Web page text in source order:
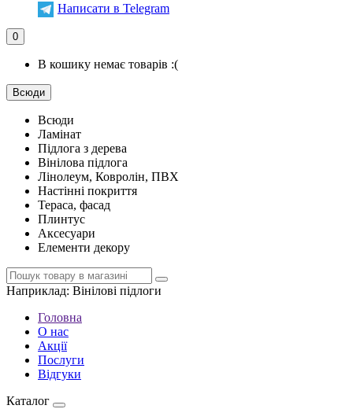
Написати в Telegram
0
В кошику немає товарів :(
Всюди
Всюди
Ламінат
Підлога з дерева
Вінілова підлога
Лінолеум, Ковролін, ПВХ
Настінні покриття
Тераса, фасад
Плинтус
Аксесуари
Елементи декору
Наприклад: Вінілові підлоги
Головна
О нас
Акції
Послуги
Відгуки
Каталог